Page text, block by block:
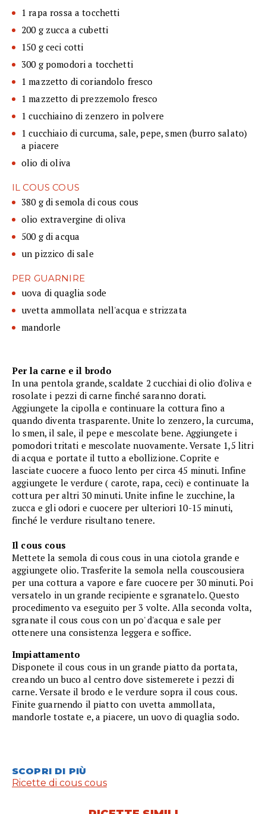
1 rapa rossa a tocchetti
200 g zucca a cubetti
150 g ceci cotti
300 g pomodori a tocchetti
1 mazzetto di coriandolo fresco
1 mazzetto di prezzemolo fresco
1 cucchiaino di zenzero in polvere
1 cucchiaio di curcuma, sale, pepe, smen (burro salato)
a piacere
olio di oliva
IL COUS COUS
380 g di semola di cous cous
olio extravergine di oliva
500 g di acqua
un pizzico di sale
PER GUARNIRE
uova di quaglia sode
uvetta ammollata nell'acqua e strizzata
mandorle
Per la carne e il brodo
In una pentola grande, scaldate 2 cucchiai di olio d'oliva e
rosolate i pezzi di carne finché saranno dorati.
Aggiungete la cipolla e continuare la cottura fino a
quando diventa trasparente. Unite lo zenzero, la curcuma,
lo smen, il sale, il pepe e mescolate bene. Aggiungete i
pomodori tritati e mescolate nuovamente. Versate 1,5 litri
di acqua e portate il tutto a ebollizione. Coprite e
lasciate cuocere a fuoco lento per circa 45 minuti. Infine
aggiungete le verdure ( carote, rapa, ceci) e continuate la
cottura per altri 30 minuti. Unite infine le zucchine, la
zucca e gli odori e cuocere per ulteriori 10-15 minuti,
finché le verdure risultano tenere.
Il cous cous
Mettete la semola di cous cous in una ciotola grande e
aggiungete olio. Trasferite la semola nella couscousiera
per una cottura a vapore e fare cuocere per 30 minuti. Poi
versatelo in un grande recipiente e sgranatelo. Questo
procedimento va eseguito per 3 volte. Alla seconda volta,
sgranate il cous cous con un po' d'acqua e sale per
ottenere una consistenza leggera e soffice.
Impiattamento
Disponete il cous cous in un grande piatto da portata,
creando un buco al centro dove sistemerete i pezzi di
carne. Versate il brodo e le verdure sopra il cous cous.
Finite guarnendo il piatto con uvetta ammollata,
mandorle tostate e, a piacere, un uovo di quaglia sodo.
SCOPRI DI PIÙ
Ricette di cous cous